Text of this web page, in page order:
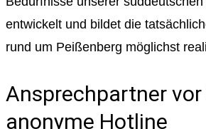
entwickelt und bildet die
rund um Peißenberg möglichst
Ansprechpartner
anonyme Hotline